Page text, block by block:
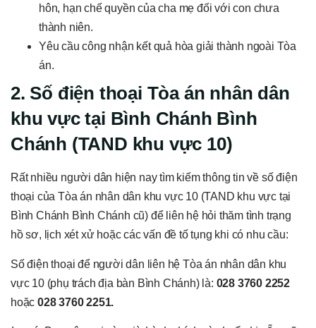
hôn, hạn chế quyền của cha mẹ đối với con chưa
thành niên.
Yêu cầu công nhận kết quả hòa giải thành ngoài Tòa
án.
2. Số điện thoại Tòa án nhân dân
khu vực tại Bình Chánh Bình
Chánh (TAND khu vực 10)
Rất nhiều người dân hiện nay tìm kiếm thông tin về số điện
thoại của Tòa án nhân dân khu vực 10 (TAND khu vực tại
Bình Chánh Bình Chánh cũ) để liên hệ hỏi thăm tình trạng
hồ sơ, lịch xét xử hoặc các vấn đề tố tụng khi có nhu cầu:
Số điện thoại để người dân liên hệ Tòa án nhân dân khu
vực 10 (phụ trách địa bàn Bình Chánh) là: 028 3760 2252
hoặc 028 3760 2251.